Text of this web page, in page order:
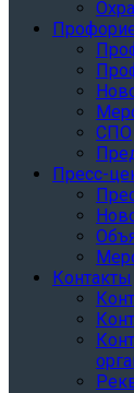
СПО
Пресс-
Контакты